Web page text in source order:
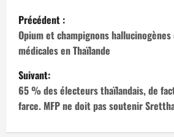
N
a
v
i
g
Précédent :
Opium et champignons
médicales en Thaïlande
Suivant:
65 % des électeurs thaïlandais, de
farce. MFP ne doit pas soutenir